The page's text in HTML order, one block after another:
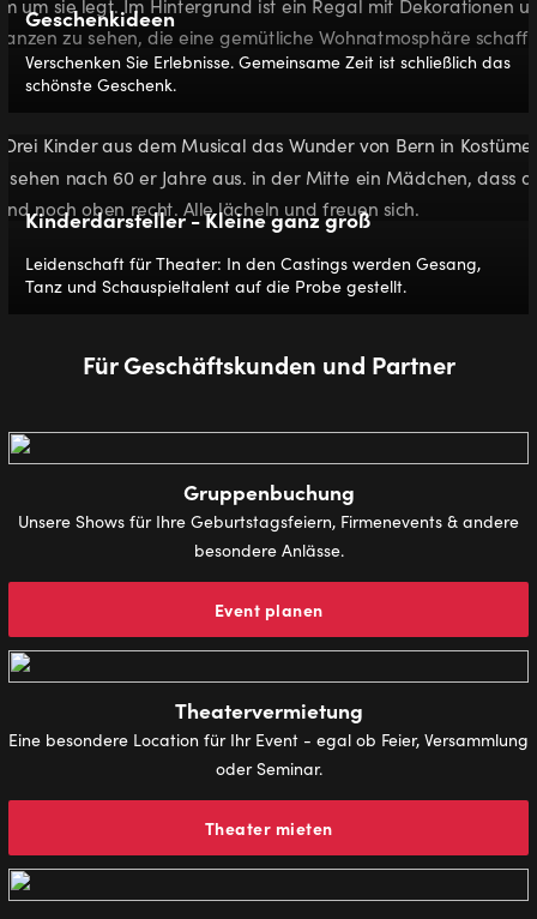
Geschenkideen
Verschenken Sie Erlebnisse. Gemeinsame Zeit ist schließlich das
schönste Geschenk.
Kinderdarsteller - Kleine ganz groß
Leidenschaft für Theater: In den Castings werden Gesang,
Tanz und Schauspieltalent auf die Probe gestellt.
Für Geschäftskunden und Partner
Gruppenbuchung
Unsere Shows für Ihre Geburtstagsfeiern, Firmenevents & andere
besondere Anlässe.
Event planen
Theatervermietung
Eine besondere Location für Ihr Event - egal ob Feier, Versammlung
oder Seminar.
Theater mieten